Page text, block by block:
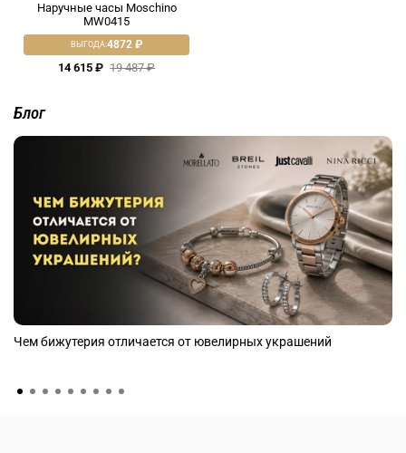
Наручные часы Moschino
MW0415
14 615 ₽ 19 487 ₽
ВЫГОДА:4872 ₽
Блог
Чем бижутерия отличается от ювелирных украшений